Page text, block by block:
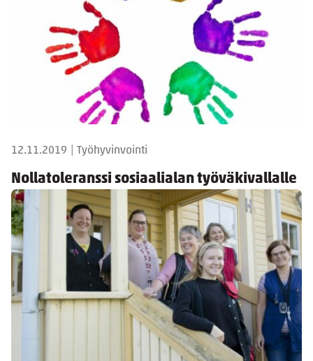
12.11.2019 Työhyvinvointi
Nollatoleranssi sosiaalialan työväkivallalle